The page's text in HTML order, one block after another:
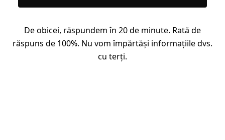
De obicei, răspundem în 20 de minute. Rată de
răspuns de 100%. Nu vom împărtăși informațiile dvs.
cu terți.